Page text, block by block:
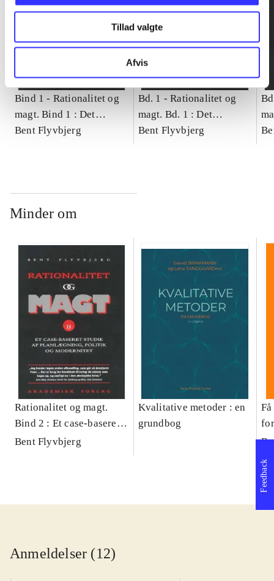
Tillad valgte
Afvis
Bind 1 - Rationalitet og
magt. Bind 1 : Det
konkretes videnskab
Bent Flyvbjerg
Bd. 1 -Rationalitet og
magt. Bd. 1 : Det
konkretes videnskab
Bent Flyvbjerg
Minder om
Rationalitet og magt.
Bind 2 : Et case-baseret
studie af planlægning,
Bent Flyvbjerg
Kvalitative metoder : en
grundbog
Anmeldelser (12)
Feedback